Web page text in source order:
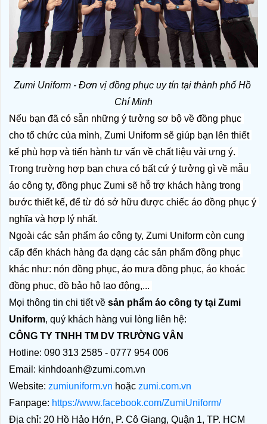
Zumi Uniform - Đơn vị đồng phục uy tín tại thành phố Hồ
Chí Minh
Nếu bạn đã có sẵn những ý tưởng sơ bộ về đồng phục
cho tổ chức của mình, Zumi Uniform sẽ giúp bạn lên thiết
kế phù hợp và tiến hành tư vấn về chất liệu vải ưng ý.
Trong trường hợp bạn chưa có bất cứ ý tưởng gì về mẫu
áo công ty, đồng phục Zumi sẽ hỗ trợ khách hàng trong
bước thiết kế, để từ đó sở hữu được chiếc áo đồng phục ý
nghĩa và hợp lý nhất.
Ngoài các sản phẩm áo công ty, Zumi Uniform còn cung
cấp đến khách hàng đa dạng các sản phẩm đồng phục
khác như: nón đồng phục, áo mưa đồng phục, áo khoác
đồng phục, đồ bảo hộ lao động,...
Mọi thông tin chi tiết về sản phẩm áo công ty tại Zumi
Uniform, quý khách hàng vui lòng liên hệ:
CÔNG TY TNHH TM DV TRƯỜNG VÂN
Hotline: 090 313 2585 - 0777 954 006
Email: kinhdoanh@zumi.com.vn
Website: zumiuniform.vn hoặc zumi.com.vn
Fanpage: https://www.facebook.com/ZumiUniform/
Địa chỉ: 20 Hồ Hảo Hớn, P. Cô Giang, Quận 1, TP. HCM